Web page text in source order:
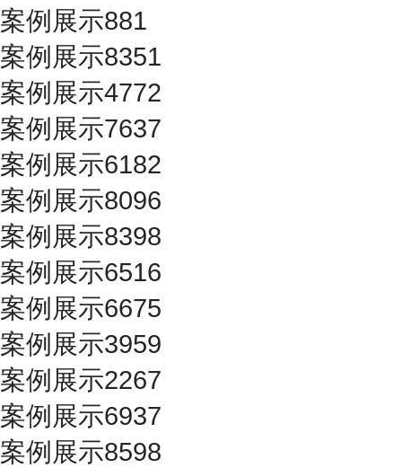
案例展示881
案例展示8351
案例展示4772
案例展示7637
案例展示6182
案例展示8096
案例展示8398
案例展示6516
案例展示6675
案例展示3959
案例展示2267
案例展示6937
案例展示8598